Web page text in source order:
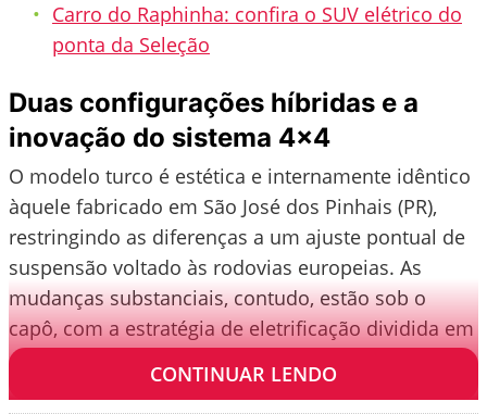
Carro do Raphinha: confira o SUV elétrico do
ponta da Seleção
Duas configurações híbridas e a
inovação do sistema 4×4
O modelo turco é estética e internamente idêntico
àquele fabricado em São José dos Pinhais (PR),
restringindo as diferenças a um ajuste pontual de
suspensão voltado às rodovias europeias. As
mudanças substanciais, contudo, estão sob o
capô, com a estratégia de eletrificação dividida em
duas frentes:
CONTINUAR LENDO